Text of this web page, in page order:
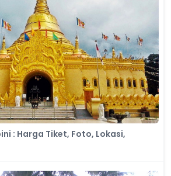
: Harga Tiket, Foto, Lokasi,